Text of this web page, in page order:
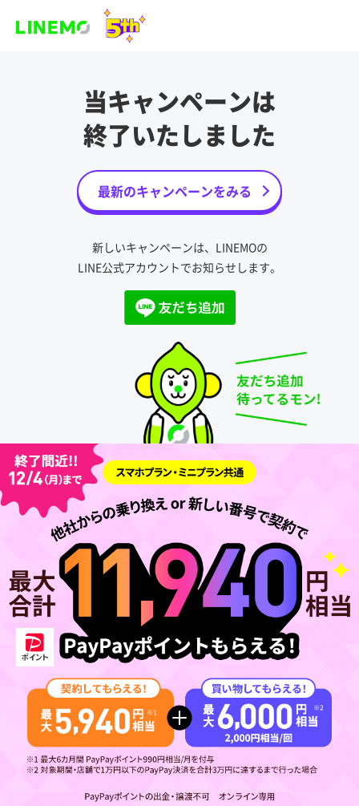
当キャンペーンは
終了いたしました
最新のキャンペーンをみる
新しいキャンペーンは、LINEMOの
LINE公式アカウントでお知らせします。